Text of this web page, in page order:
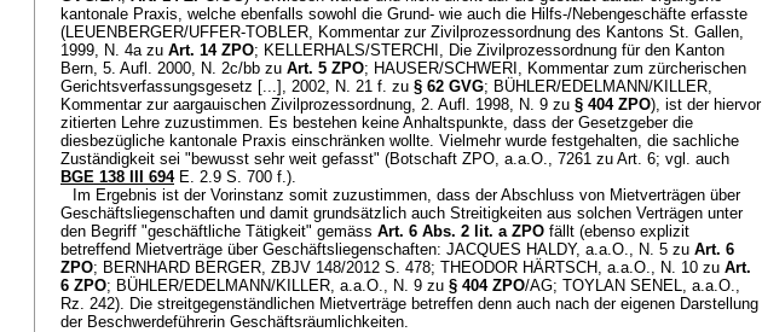
kantonale Praxis, welche ebenfalls sowohl die Grund- wie auch die Hilfs-/Nebengeschäfte erfasste
(LEUENBERGER/UFFER-TOBLER, Kommentar zur Zivilprozessordnung des Kantons St. Gallen,
1999, N. 4a zu Art. 14 ZPO; KELLERHALS/STERCHI, Die Zivilprozessordnung für den Kanton
Bern, 5. Aufl. 2000, N. 2c/bb zu Art. 5 ZPO; HAUSER/SCHWERI, Kommentar zum zürcherischen
Gerichtsverfassungsgesetz [...], 2002, N. 21 f. zu § 62 GVG; BÜHLER/EDELMANN/KILLER,
Kommentar zur aargauischen Zivilprozessordnung, 2. Aufl. 1998, N. 9 zu § 404 ZPO), ist der hiervor
zitierten Lehre zuzustimmen. Es bestehen keine Anhaltspunkte, dass der Gesetzgeber die
diesbezügliche kantonale Praxis einschränken wollte. Vielmehr wurde festgehalten, die sachliche
Zuständigkeit sei "bewusst sehr weit gefasst" (Botschaft ZPO, a.a.O., 7261 zu Art. 6; vgl. auch
BGE 138 III 694E. 2.9 S. 700 f.).
Im Ergebnis ist der Vorinstanz somit zuzustimmen, dass der Abschluss von Mietverträgen über
Geschäftsliegenschaften und damit grundsätzlich auch Streitigkeiten aus solchen Verträgen unter
den Begriff "geschäftliche Tätigkeit" gemäss Art. 6 Abs. 2 lit. a ZPO fällt (ebenso explizit
betreffend Mietverträge über Geschäftsliegenschaften: JACQUES HALDY, a.a.O., N. 5 zu Art. 6
ZPO; BERNHARD BERGER, ZBJV 148/2012 S. 478; THEODOR HÄRTSCH, a.a.O., N. 10 zu Art.
6 ZPO; BÜHLER/EDELMANN/KILLER, a.a.O., N. 9 zu § 404 ZPO/AG; TOYLAN SENEL, a.a.O.,
Rz. 242). Die streitgegenständlichen Mietverträge betreffen denn auch nach der eigenen Darstellung
der Beschwerdeführerin Geschäftsräumlichkeiten.